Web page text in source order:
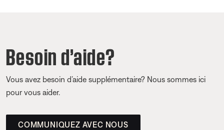
Besoin d’aide?
Vous avez besoin d’aide supplémentaire? Nous sommes ici
pour vous aider.
COMMUNIQUEZ AVEC NOUS